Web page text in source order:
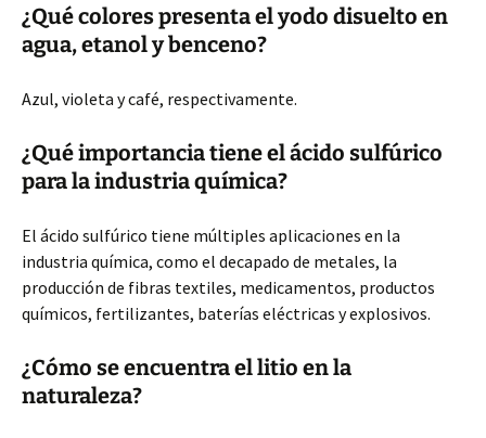
¿Qué colores presenta el yodo disuelto en
agua, etanol y benceno?
Azul, violeta y café, respectivamente.
¿Qué importancia tiene el ácido sulfúrico
para la industria química?
El ácido sulfúrico tiene múltiples aplicaciones en la
industria química, como el decapado de metales, la
producción de fibras textiles, medicamentos, productos
químicos, fertilizantes, baterías eléctricas y explosivos.
¿Cómo se encuentra el litio en la
naturaleza?